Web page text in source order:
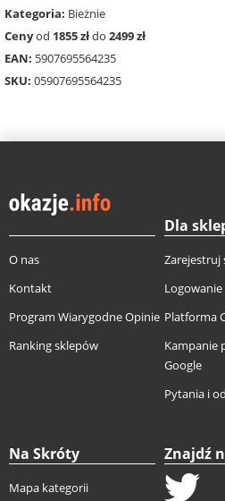
Kategoria: Bieżnie
Cenyod 1855 złdo 2499 zł
EAN: 5907695564235
SKU: 05907695564235
O nas
Kontakt
Program Wiarygodne Opinie
Ranking sklepów
Dla
Zarejestruj
Platforma
Kampanie
Google
Pytania i
Na Skróty
Mapa kategorii
Znajdź